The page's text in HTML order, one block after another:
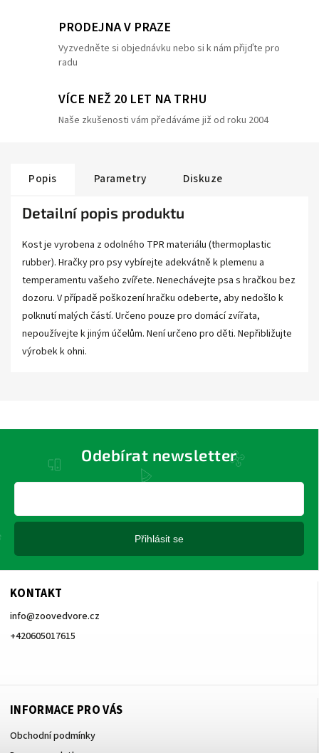
PRODEJNA V PRAZE
Vyzvedněte si objednávku nebo si k nám přijďte pro
radu
VÍCE NEŽ 20 LET NA TRHU
Naše zkušenosti vám předáváme již od roku 2004
Popis Parametry Diskuze
Detailní popis produktu
Kost je vyrobena z odolného TPR materiálu (thermoplastic
rubber). Hračky pro psy vybírejte adekvátně k plemenu a
temperamentu vašeho zvířete. Nenechávejte psa s hračkou bez
dozoru. V případě poškození hračku odeberte, aby nedošlo k
polknutí malých částí. Určeno pouze pro domácí zvířata,
nepoužívejte k jiným účelům. Není určeno pro děti. Nepřibližujte
výrobek k ohni.
KONTAKT
info@zoovedvore.cz
+420605017615
INFORMACE PRO VÁS
Obchodní podmínky
Odebírat newsletter
Přihlásit se